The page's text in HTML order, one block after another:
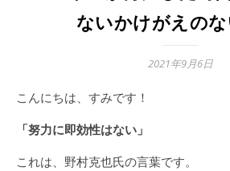
ないかけがえの
2021年9月6日
こんにちは、すみです！
「努力に即効性はない」
これは、野村克也氏の言葉です。